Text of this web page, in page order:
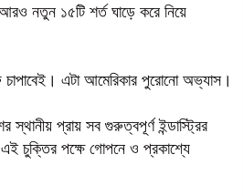
আরও নতুন ১৫টি শর্ত ঘাড়ে করে নিয়ে
চাপাবেই। এটা আমেরিকার পুরোনো অভ্যাস।
প্রায় সব গুরুত্বপূর্ণ ইন্ডাস্ট্রির
এই চুক্তির পক্ষে গোপনে ও প্রকাশ্যে